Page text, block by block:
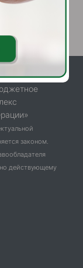
законом.
действующему